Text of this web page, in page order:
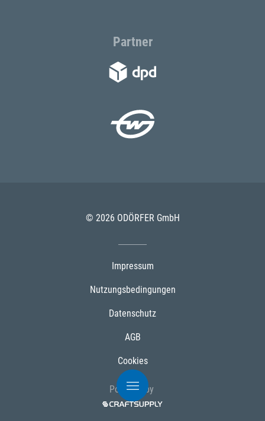
Partner
© 2026 ODÖRFER GmbH
Impressum
Nutzungsbedingungen
Datenschutz
AGB
Cookies
Powered by